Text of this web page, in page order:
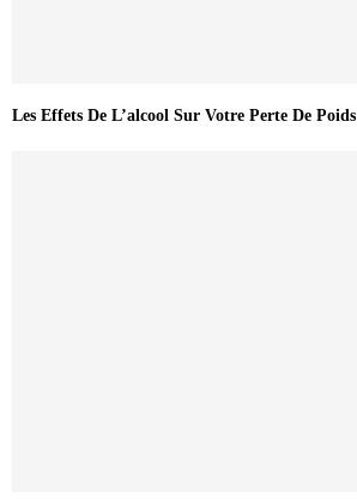
Les Effets De L’alcool Sur Votre Perte De Poids